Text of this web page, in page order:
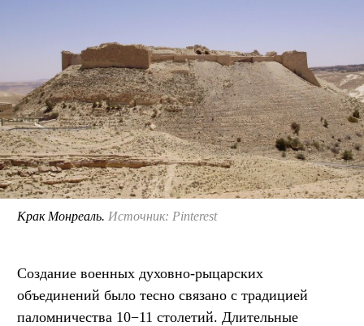
Крак Монреаль. Источник: Pinterest
Создание военных духовно-рыцарских
объединений было тесно связано с традицией
паломничества 10−11 столетий. Длительные